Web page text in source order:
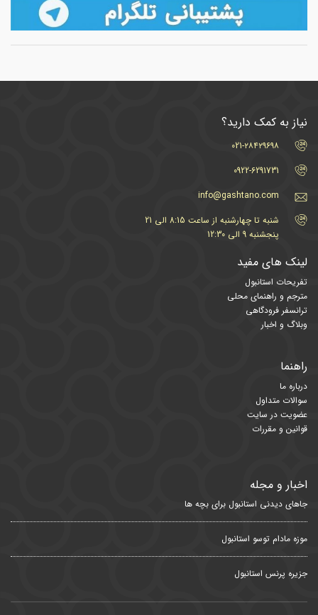
نیاز به کمک دارید؟
021-۲۸۴۲۹۶۹۸
0922-6291731
info@gashtano.com
شنبه تا چهارشنبه از ساعت 8:15 الی 21
پنجشنبه 9 الی 12:30
لینک های مفید
تفریحات استانبول
مترجم و راهنمای محلی
ترانسفر فرودگاهی
وبلاگ و اخبار
راهنما
درباره ما
سوالات متداول
عضویت در سایت
قوانین و مقررات
اخبار و مجله
جاهای دیدنی استانبول برای بچه ها
موزه مادام توسو استانبول
جزیره پرنس استانبول